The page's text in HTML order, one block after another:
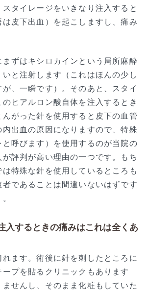
タイレージをいきなり注入すると
皮下出血）を起こしますし、痛み
ずはキシロカインという局所麻酔
と注射します（これはほんの少し
、一瞬です）。そのあと、スタイ
ヒアルロン酸自体を注入するとき
んがった針を使用すると皮下の血管
出血の原因になりますので、特殊
呼びます）を使用するのが当院の
が評判が高い理由の一つです。もち
特殊な針を使用しているところも
であることは間違いないはずです
入するときの痛みはこれは全くあ
ます。術後に針を刺したところに
プを貼るクリニックもあります
せんし、そのまま化粧もしていた